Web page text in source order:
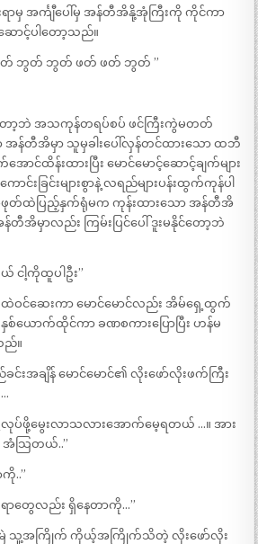
းရာမှ အင်္ကျီပေါ်မှ အန်တီအိနို့အုံကြီးကို ကိုင်ကာ
ောင့်ပါတော့သည်။
ဘွတ် ဘွတ် ဖတ် ဖတ် ဘွတ် ”
တော့ဘဲ အသကုန်တရပ်စပ် ဖင်ကြီးကွဲမတတ်
အန်တီအိမှာ သူမှခါးပေါ်လှန်တင်ထားသော ထဘီ
ထိန်းထားပြီး မောင်မောင့်ဆောင့်ချက်များ
င်းခြင်းများစွာနဲ့ လရည်များပန်းထွက်ကုန်ပါ
ဖုတ်ထဲပြည့်နှက်ရုံမက ကုန်းထားသော အန်တီအိ
တီအိမှာလည်း ကြမ်းပြင်ပေါ် ဒူးမနိုင်တော့ဘဲ
ငါ့ကိုထူပါဦး”
ထဲဝင်ဆေးကာ မောင်မောင်လည်း အိမ်ရှေ့ထွက်
စ်ယောက်ထိုင်ကာ ခဏစကားပြောပြီး ဟန်မ
ည်။
င်းအချိန် မောင်မောင်၏ လိုးဖော်လိုးဖက်ကြီး
လုပ်ဖို့မွေးလာသလားအောက်မေ့ရတယ် …။ အား
အံသြတယ်..”
..”
ာတွေလည်း ရှိနေတာကို…”
မြဲ သူ့အကြိုက် ကိုယ့်အကြိုက်သိတဲ့ လိုးဖော်လိုး